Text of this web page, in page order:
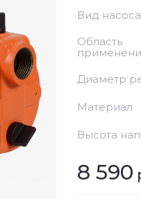
Вид насоса
Область
Диаметр
Материал
Высота
8 590